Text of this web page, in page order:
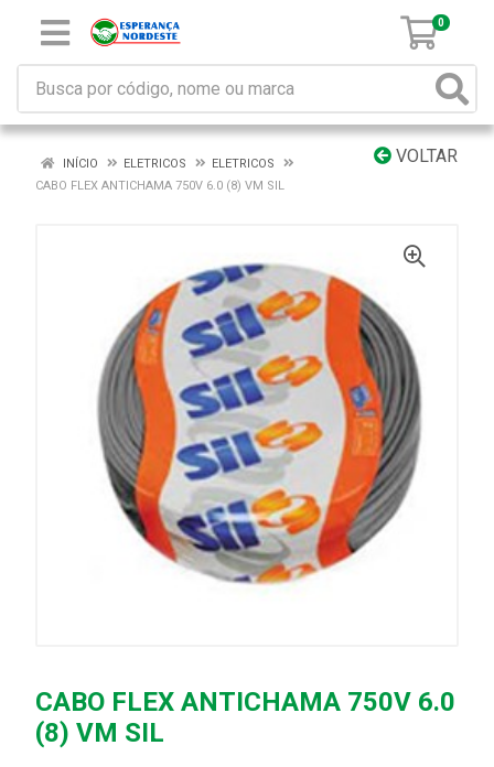
0
VOLTAR
INÍCIO ELETRICOS
ELETRICOS
CABO FLEX ANTICHAMA 750V 6.0 (8) VM SIL
CABO FLEX ANTICHAMA 750V 6.0
(8) VM SIL